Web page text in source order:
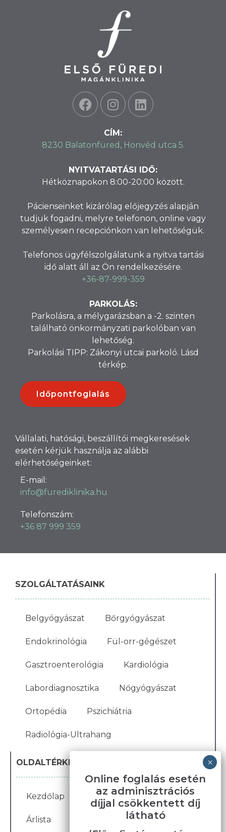
CÍM:
8230 Balatonfüred, Honvéd utca 5.
NYITVATARTÁSI IDŐ:
Hétköznapokon 8:00-20:00 között.
Pácienseinket kizárólag előjegyzés alapján
tudjuk fogadni, melyre telefonon, online vagy
személyesen recepciónkon van lehetőségük.
Telefonos ügyfélszolgálatunk a nyitva tartási
idő alatt áll az Ön rendelkezésére.
+36-87-999-359
PARKOLÁS:
Parkolásra, a mélygarázsban a -2. szinten
található önkormányzati parkolóban van
lehetőség.
Parkolási TIPP: Zákonyi utcai parkoló. Lásd
térkép.
Időpontfoglalás
Vállalati, hatósági, beszállítói megkeresések
esetén kérjük használja az alábbi
elérhetőségeinket:
E-mail:
info@furediklinika.hu
Telefonszám:
+36 87 999 359
SZOLGÁLTATÁSAINK
Belgyógyászat Bőrgyógyászat
Endokrinológia Fül-orr-gégészet
Gasztroenterológia Kardiológia
Labordiagnosztika Nőgyógyászat
Ortopédia Pszichiátria
Radiológia-Ultrahang
OLDALTÉRKÉP
Kezdőlap Blog Karrier Galéria
Árlista Bemutatkozás
Online foglalás esetén
az adminisztrációs
díjjal csökkentett díj
látható